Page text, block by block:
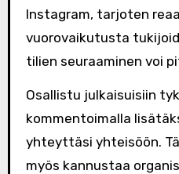
Instagram, tarjoten
vuorovaikutusta
tilien seuraaminen voi
Osallistu julkaisuisiin
kommentoimalla
yhteyttäsi yhteisöön.
myös kannustaa